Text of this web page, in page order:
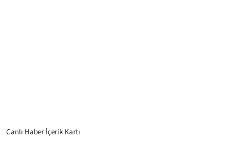
Canlı Haber İçerik Kartı